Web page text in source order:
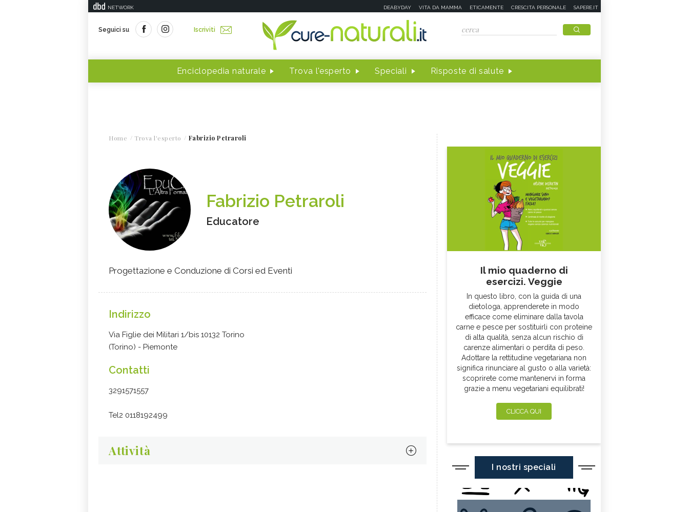
NETWORK DEABYDAY VITA DA MAMMA ETICAMENTE CRESCITA PERSONALE SAPERE.IT
Seguici su Iscriviti
Enciclopedia naturale Trova l'esperto Speciali Risposte di salute
Home Trova l'esperto Fabrizio Petraroli
Fabrizio Petraroli
Educatore
Progettazione e Conduzione di Corsi ed Eventi
Indirizzo
Via Figlie dei Militari 1/bis 10132 Torino
(Torino) - Piemonte
Contatti
3291571557
Tel2 0118192499
Attività
Il mio quaderno di
esercizi. Veggie
In questo libro, con la guida di una
dietologa, apprenderete in modo
efficace come eliminare dalla tavola
carne e pesce per sostituirli con proteine
di alta qualità, senza alcun rischio di
carenze alimentari o perdita di peso.
Adottare la rettitudine vegetariana non
significa rinunciare al gusto o alla varietà:
scoprirete come mantenervi in forma
grazie a menu vegetariani equilibrati!
CLICCA QUI
I nostri speciali